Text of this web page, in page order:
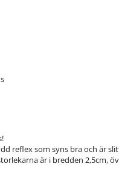
reflex som syns bra och är
är i bredden 2,5cm,